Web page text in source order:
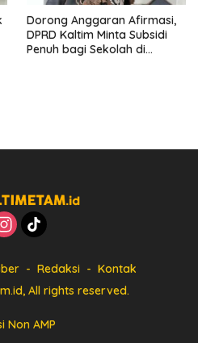
Dorong Anggaran Afirmasi,
DPRD Kaltim Minta Subsidi
Penuh bagi Sekolah di
Redaksi
Kontak
All rights reserved.
Non AMP